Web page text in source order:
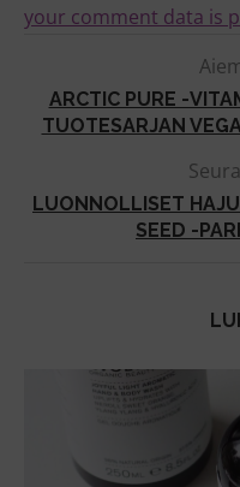
your comment data is
ARCTIC PURE -
TUOTESARJAN
LUONNOLLISET
SEED -